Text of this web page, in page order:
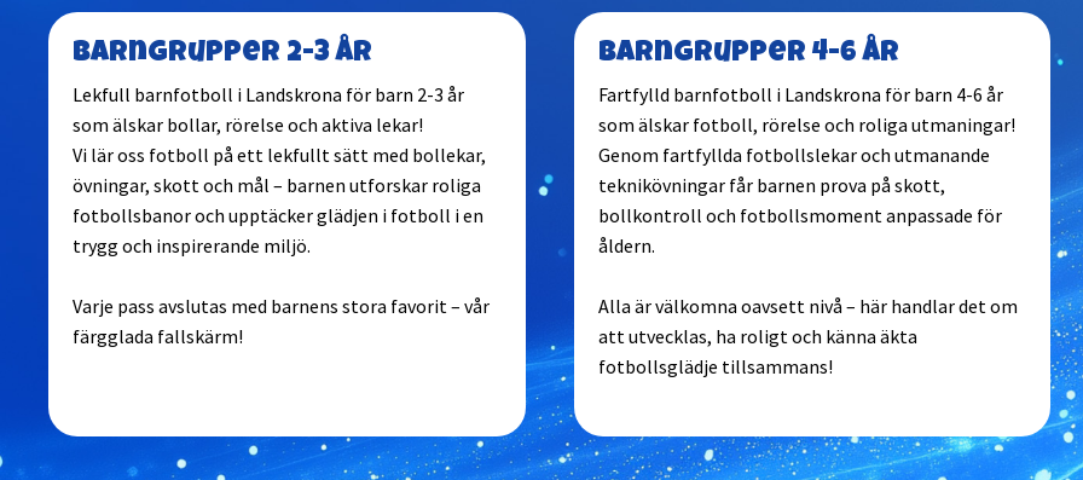
Barngrupper 2-3 år
Lekfull barnfotboll i Landskrona för barn 2-3 år
som älskar bollar, rörelse och aktiva lekar!
Vi lär oss fotboll på ett lekfullt sätt med bollekar,
övningar, skott och mål – barnen utforskar roliga
fotbollsbanor och upptäcker glädjen i fotboll i en
trygg och inspirerande miljö.
Varje pass avslutas med barnens stora favorit – vår
färgglada fallskärm!
Barngrupper 4-6 år
Fartfylld barnfotboll i Landskrona för barn 4-6 år
som älskar fotboll, rörelse och roliga utmaningar!
Genom fartfyllda fotbollslekar och utmanande
teknikövningar får barnen prova på skott,
bollkontroll och fotbollsmoment anpassade för
åldern.
Alla är välkomna oavsett nivå – här handlar det om
att utvecklas, ha roligt och känna äkta
fotbollsglädje tillsammans!